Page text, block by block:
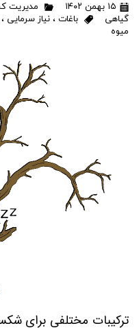
۱۵ بهمن ۱۴۰۲ مدیریت
گیاهی
باغات ، نیاز سرمایی ،
میوه
ترکیبات مختلفی برای